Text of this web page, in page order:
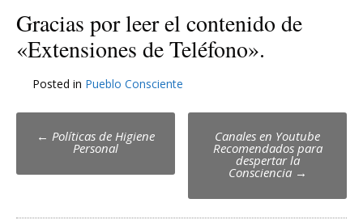
Gracias por leer el contenido de
«Extensiones de Teléfono».
Posted in Pueblo Consciente
Post
navigation
← Políticas de Higiene
Personal
Canales en Youtube
Recomendados para
despertar la
Consciencia →